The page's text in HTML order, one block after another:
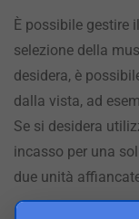
È possibile gestire
selezione della
desidera, è
dalla vista, ad
Se si desidera
incasso per una
due unità